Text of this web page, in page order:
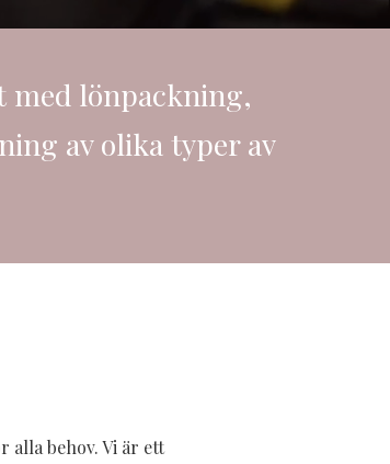
med lönpackning,
av olika typer av
alla behov. Vi är ett